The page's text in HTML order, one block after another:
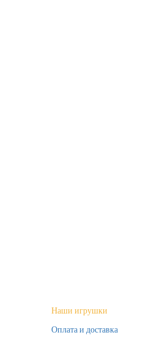
Наши игрушки
Оплата и доставка